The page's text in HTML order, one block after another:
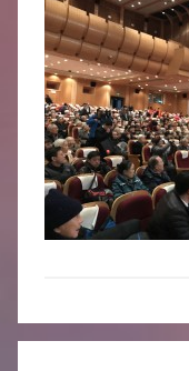
文
化
中
心